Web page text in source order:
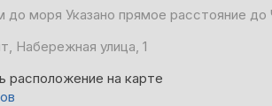
до моря Указано прямое расстояние
Набережная улица, 1
расположение на карте